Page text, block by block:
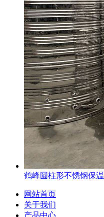
鹤峰圆柱形不锈钢保温
网站首页
关于我们
产品中心